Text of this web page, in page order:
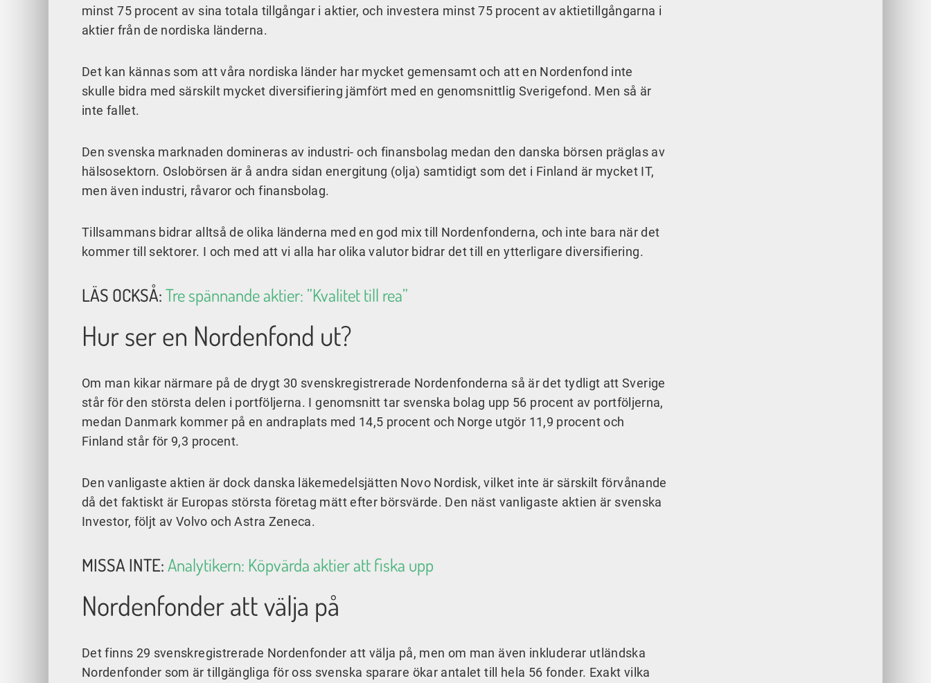
minst 75 procent av sina totala tillgångar i aktier, och investera minst 75 procent av aktietillgångarna i
aktier från de nordiska länderna.
Det kan kännas som att våra nordiska länder har mycket gemensamt och att en Nordenfond inte
skulle bidra med särskilt mycket diversifiering jämfört med en genomsnittlig Sverigefond. Men så är
inte fallet.
Den svenska marknaden domineras av industri- och finansbolag medan den danska börsen präglas av
hälsosektorn. Oslobörsen är å andra sidan energitung (olja) samtidigt som det i Finland är mycket IT,
men även industri, råvaror och finansbolag.
Tillsammans bidrar alltså de olika länderna med en god mix till Nordenfonderna, och inte bara när det
kommer till sektorer. I och med att vi alla har olika valutor bidrar det till en ytterligare diversifiering.
LÄS OCKSÅ:Tre spännande aktier: ”Kvalitet till rea”
Hur ser en Nordenfond ut?
Om man kikar närmare på de drygt 30 svenskregistrerade Nordenfonderna så är det tydligt att Sverige
står för den största delen i portföljerna. I genomsnitt tar svenska bolag upp 56 procent av portföljerna,
medan Danmark kommer på en andraplats med 14,5 procent och Norge utgör 11,9 procent och
Finland står för 9,3 procent.
Den vanligaste aktien är dock danska läkemedelsjätten Novo Nordisk, vilket inte är särskilt förvånande
då det faktiskt är Europas största företag mätt efter börsvärde. Den näst vanligaste aktien är svenska
Investor, följt av Volvo och Astra Zeneca.
MISSA INTE:Analytikern: Köpvärda aktier att fiska upp
Nordenfonder att välja på
Det finns 29 svenskregistrerade Nordenfonder att välja på, men om man även inkluderar utländska
Nordenfonder som är tillgängliga för oss svenska sparare ökar antalet till hela 56 fonder. Exakt vilka